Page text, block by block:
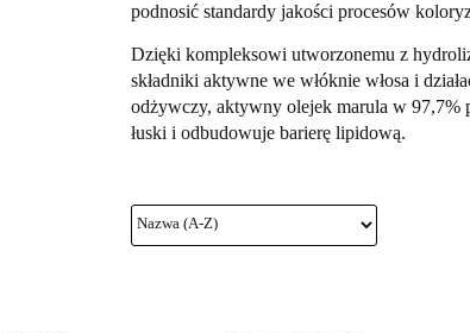
podnosić standardy jakości procesów
Dzięki kompleksowi utworzonemu z
składniki aktywne we włóknie włosa i
odżywczy, aktywny olejek marula w 97,7%
łuski i odbudowuje barierę lipidową.